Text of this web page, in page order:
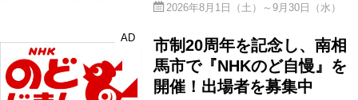
2026年8月1日（土）～9月30日（水）
AD
市制20周年を記念し、南相
馬市で『NHKのど自慢』を
開催！出場者を募集中